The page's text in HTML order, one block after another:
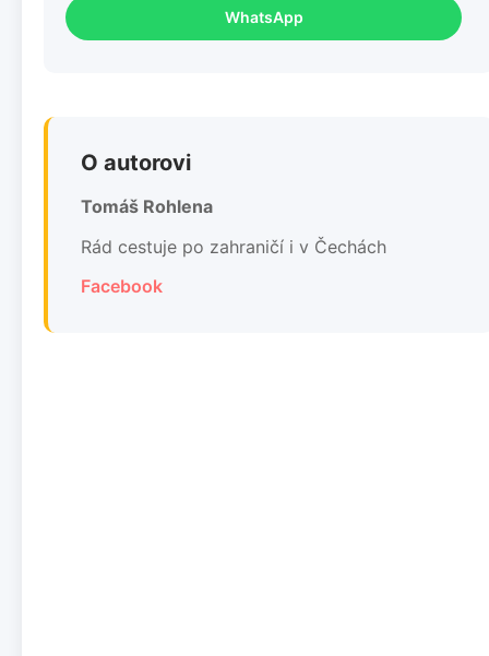
WhatsApp
O autorovi
Tomáš Rohlena
Rád cestuje po zahraničí i v Čechách
Facebook